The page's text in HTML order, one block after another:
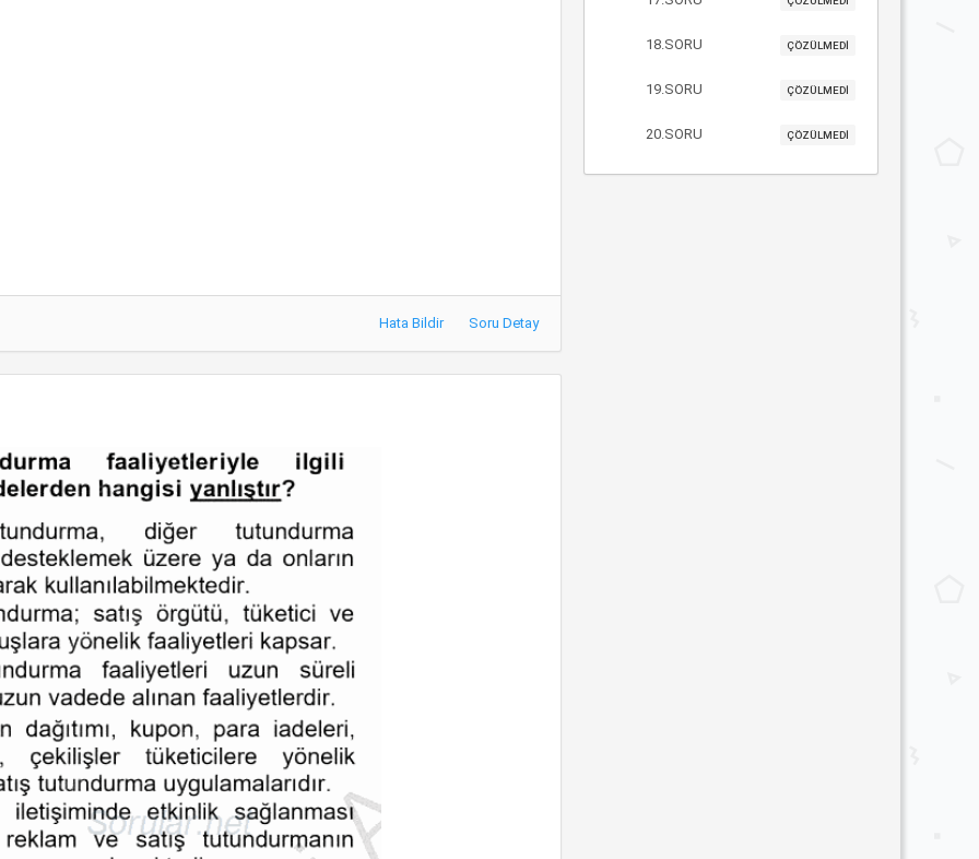
Hata Bildir Soru Detay
18.SORU ÇÖZÜLMEDİ
19.SORU ÇÖZÜLMEDİ
20.SORU ÇÖZÜLMEDİ